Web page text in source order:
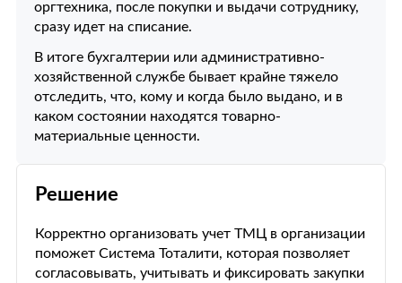
оргтехника, после покупки и выдачи сотруднику,
сразу идет на списание.
В итоге бухгалтерии или административно-
хозяйственной службе бывает крайне тяжело
отследить, что, кому и когда было выдано, и в
каком состоянии находятся товарно-
материальные ценности.
Решение
Корректно организовать учет ТМЦ в организации
поможет Система Тоталити, которая позволяет
согласовывать, учитывать и фиксировать закупки